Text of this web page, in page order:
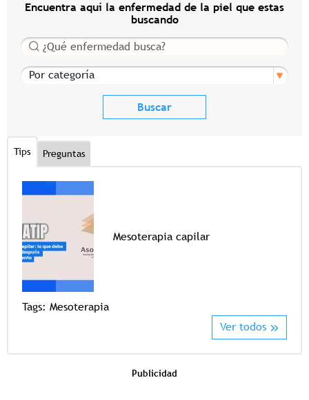
Encuentra aquí la enfermedad de la piel que estas
buscando
Buscar
Por categoría
Tips Preguntas
Mesoterapia capilar
Tags: Mesoterapia
Ver todos
Publicidad